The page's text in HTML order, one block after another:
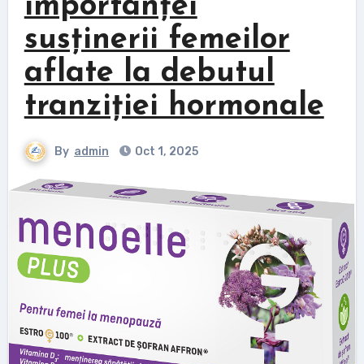
importanței
susținerii femeilor
aflate la debutul
tranziției hormonale
By admin Oct 1, 2025